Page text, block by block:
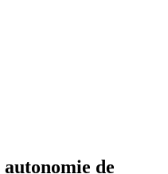
autonomie de